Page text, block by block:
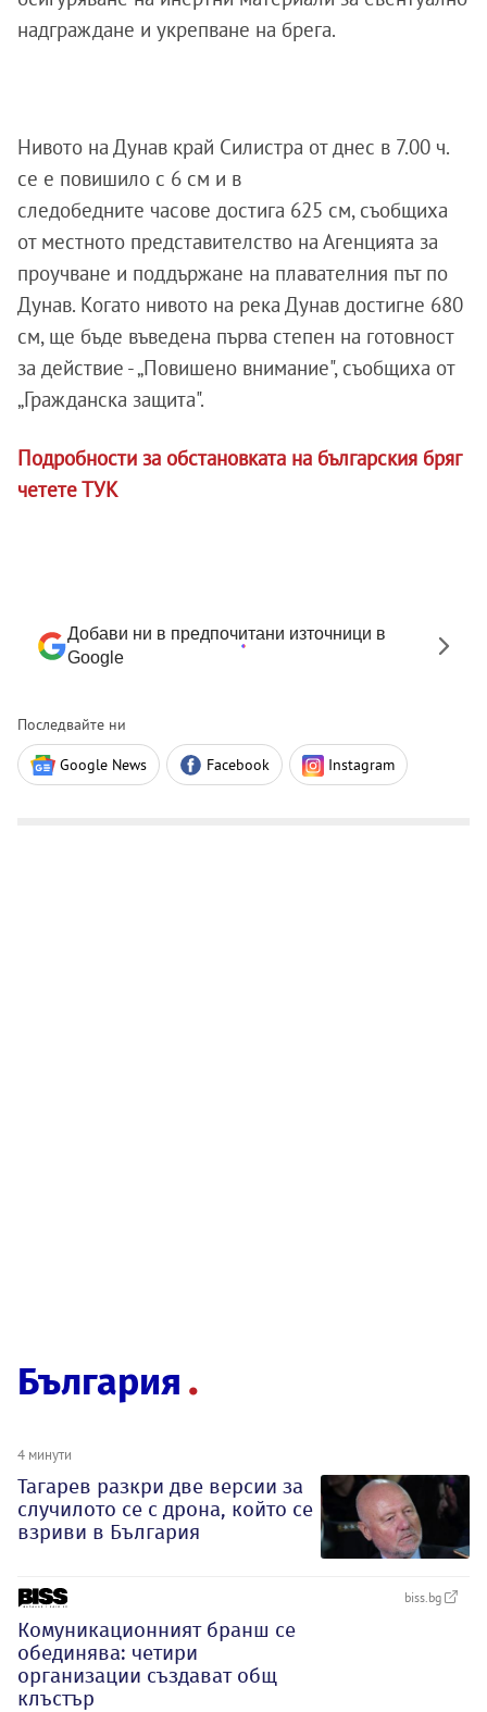
надграждане и укрепване на брега.
Нивото на Дунав край Силистра от днес в 7.00 ч.
се е повишило с 6 см и в
следобедните часове достига 625 см, съобщиха
от местното представителство на Агенцията за
проучване и поддържане на плавателния път по
Дунав. Когато нивото на река Дунав достигне 680
см, ще бъде въведена първа степен на готовност
за действие - „Повишено внимание", съобщиха от
„Гражданска защита".
Подробности за обстановката на българския бряг
четете ТУК
Добави ни в предпочитани източници в
Google
Последвайте ни
Google News Facebook Instagram
България
4 минути
Тагарев разкри две версии за
случилото се с дрона, който се
взриви в България
biss.bg
Комуникационният бранш се
обединява: четири
организации създават общ
клъстър